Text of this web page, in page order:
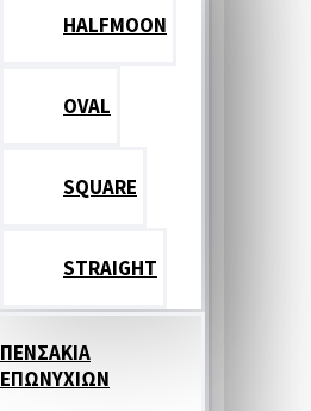
HALFMOON
OVAL
SQUARE
STRAIGHT
ΠΕΝΣΑΚΙΑ
ΕΠΩΝΥΧΙΩΝ